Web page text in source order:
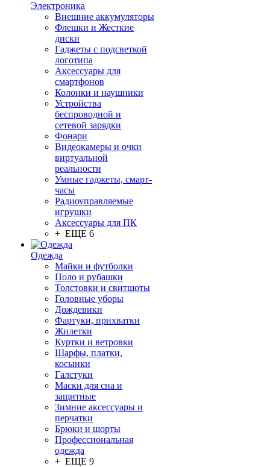
Электроника
Внешние аккумуляторы
Флешки и Жесткие
диски
Гаджеты с подсветкой
логотипа
Аксессуары для
смартфонов
Колонки и наушники
Устройства
беспроводной и
сетевой зарядки
Фонари
Видеокамеры и очки
виртуальной
реальности
Умные гаджеты, смарт-
часы
Радиоуправляемые
игрушки
Аксессуары для ПК
+ ЕЩЕ 6
Одежда
Майки и футболки
Поло и рубашки
Толстовки и свитшоты
Головные уборы
Дождевики
Фартуки, прихватки
Жилетки
Куртки и ветровки
Шарфы, платки,
косынки
Галстуки
Маски для сна и
защитные
Зимние аксессуары и
перчатки
Брюки и шорты
Профессиональная
одежда
+ ЕЩЕ 9